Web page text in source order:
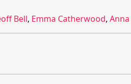
Bell, Emma Catherwood,